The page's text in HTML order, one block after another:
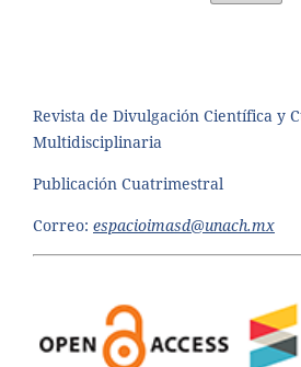
Revista de Divulgación Científica y
Multidisciplinaria
Publicación Cuatrimestral
Correo: espacioimasd@unach.mx